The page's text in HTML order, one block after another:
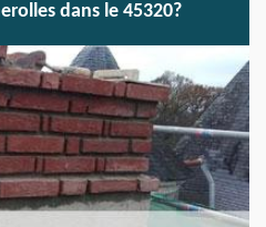
dans le 45320?